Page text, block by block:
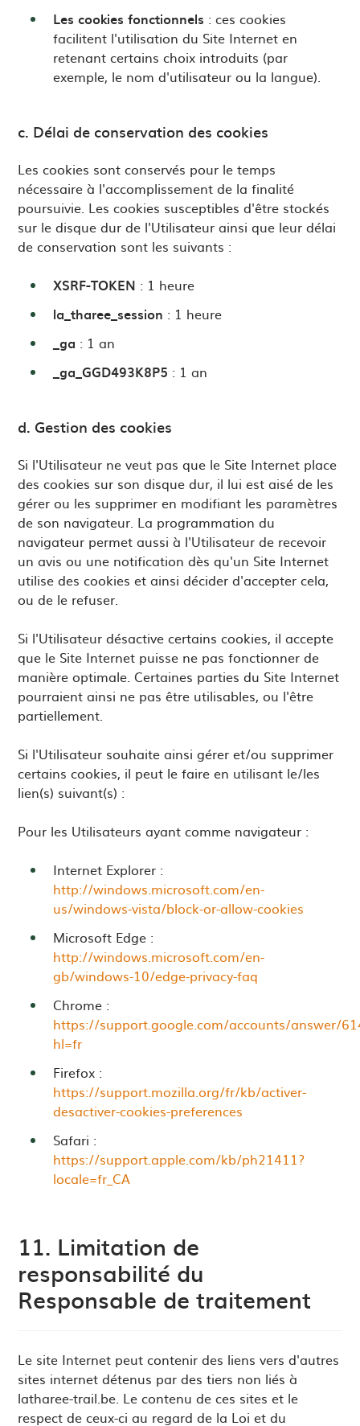
Les cookies fonctionnels : ces cookies
facilitent l'utilisation du Site Internet en
retenant certains choix introduits (par
exemple, le nom d'utilisateur ou la langue).
c. Délai de conservation des cookies
Les cookies sont conservés pour le temps
nécessaire à l'accomplissement de la finalité
poursuivie. Les cookies susceptibles d'être stockés
sur le disque dur de l'Utilisateur ainsi que leur délai
de conservation sont les suivants :
XSRF-TOKEN : 1 heure
la_tharee_session : 1 heure
_ga : 1 an
_ga_GGD493K8P5 : 1 an
d. Gestion des cookies
Si l'Utilisateur ne veut pas que le Site Internet place
des cookies sur son disque dur, il lui est aisé de les
gérer ou les supprimer en modifiant les paramètres
de son navigateur. La programmation du
navigateur permet aussi à l'Utilisateur de recevoir
un avis ou une notification dès qu'un Site Internet
utilise des cookies et ainsi décider d'accepter cela,
ou de le refuser.
Si l'Utilisateur désactive certains cookies, il accepte
que le Site Internet puisse ne pas fonctionner de
manière optimale. Certaines parties du Site Internet
pourraient ainsi ne pas être utilisables, ou l'être
partiellement.
Si l'Utilisateur souhaite ainsi gérer et/ou supprimer
certains cookies, il peut le faire en utilisant le/les
lien(s) suivant(s) :
Pour les Utilisateurs ayant comme navigateur :
Internet Explorer :
http://windows.microsoft.com/en-
us/windows-vista/block-or-allow-cookies
Microsoft Edge :
http://windows.microsoft.com/en-
gb/windows-10/edge-privacy-faq
Chrome :
https://support.google.com/accounts/answer/
hl=fr
Firefox :
https://support.mozilla.org/fr/kb/activer-
desactiver-cookies-preferences
Safari :
https://support.apple.com/kb/ph21411?
locale=fr_CA
11. Limitation de
responsabilité du
Responsable de traitement
Le site Internet peut contenir des liens vers d'autres
sites internet détenus par des tiers non liés à
latharee-trail.be. Le contenu de ces sites et le
respect de ceux-ci au regard de la Loi et du